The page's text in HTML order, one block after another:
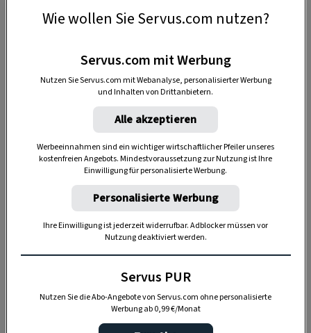
gefrorenen Beeren.
„Servus Garten“ auf WhatsApp
Nutzen Sie WhatsApp auf Ihrem Handy und lieben es, auf
dem Balkon, der Terrasse oder im Garten zu werkeln? In
unserem kostenlosen WhatsApp-Kanal finden Sie täglich
Tipps und Tricks für Garten, Terrasse, Balkon- und
Zimmerpflanzen.
Wie wollen Sie Servus.com nutzen?
Servus.com mit Werbung
Nutzen Sie Servus.com mit Webanalyse, personalisierter Werbung
und Inhalten von Drittanbietern.
Alle akzeptieren
Werbeeinnahmen sind ein wichtiger wirtschaftlicher Pfeiler unseres
kostenfreien Angebots. Mindestvoraussetzung zur Nutzung ist Ihre
Einwilligung für personalisierte Werbung.
Personalisierte Werbung
Ihre Einwilligung ist jederzeit widerrufbar. Adblocker müssen vor
Nutzung deaktiviert werden.
Servus PUR
Nutzen Sie die Abo-Angebote von Servus.com ohne personalisierte
Werbung ab 0,99 €/Monat